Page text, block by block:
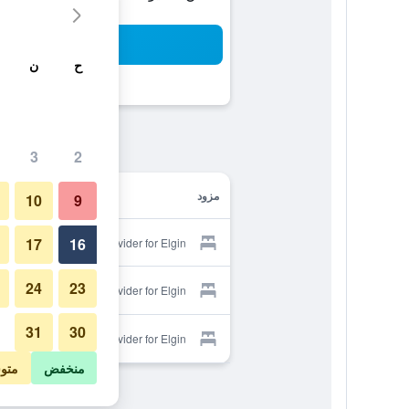
مزود
Provider for Elgin
Provider for Elgin
Provider for Elgin
ح ن
2
3
9
10
16
17
23
24
30
31
منخفض